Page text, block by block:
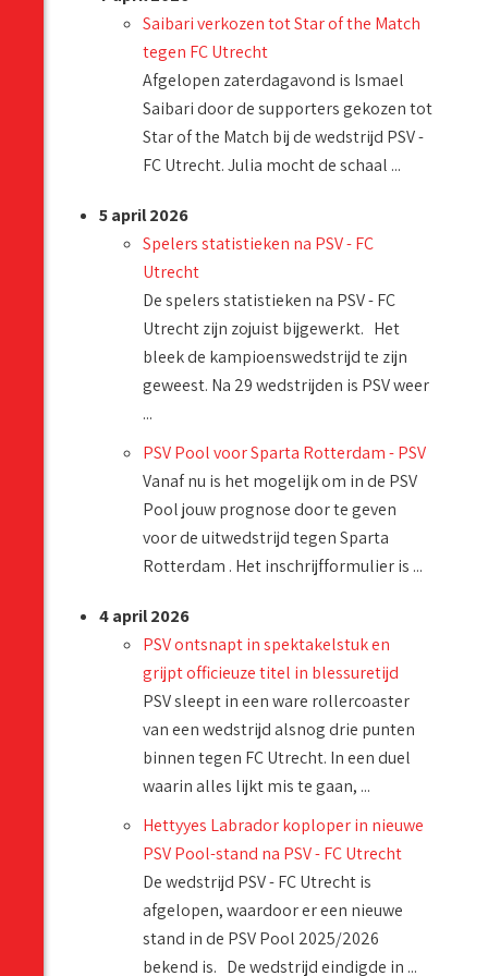
Saibari verkozen tot Star of the Match
tegen FC Utrecht
Afgelopen zaterdagavond is Ismael
Saibari door de supporters gekozen tot
Star of the Match bij de wedstrijd PSV -
FC Utrecht. Julia mocht de schaal ...
5 april 2026
Spelers statistieken na PSV - FC
Utrecht
De spelers statistieken na PSV - FC
Utrecht zijn zojuist bijgewerkt. Het
bleek de kampioenswedstrijd te zijn
geweest. Na 29 wedstrijden is PSV weer
...
PSV Pool voor Sparta Rotterdam - PSV
Vanaf nu is het mogelijk om in de PSV
Pool jouw prognose door te geven
voor de uitwedstrijd tegen Sparta
Rotterdam . Het inschrijfformulier is ...
4 april 2026
PSV ontsnapt in spektakelstuk en
grijpt officieuze titel in blessuretijd
PSV sleept in een ware rollercoaster
van een wedstrijd alsnog drie punten
binnen tegen FC Utrecht. In een duel
waarin alles lijkt mis te gaan, ...
Hettyyes Labrador koploper in nieuwe
PSV Pool-stand na PSV - FC Utrecht
De wedstrijd PSV - FC Utrecht is
afgelopen, waardoor er een nieuwe
stand in de PSV Pool 2025/2026
bekend is. De wedstrijd eindigde in ...